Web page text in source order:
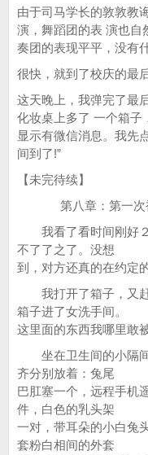
由于司马学长的敦敦教
演，舞蹈团的表 演也自
奏团的表现平平，没有
很快，就到了校庆的最
这天晚上，我弹完了最
化妆桌上多了 一个箱子
显示有微信消息。我先
间到了!”
【未完待续】
第八章：第一次被
我看了看时间刚好２
不了了之了。没想
到，对方还真的在约定
我打开了箱子，又赶
箱子进了女洗手间。
这里面的东西我哪里敢
坐在卫生间的小隔间
齐分别放着：兔尾
巴肛塞一个，远程手机
件，白色的乳头架
一对，带耳朵的小白兔
套粉白相间的外套